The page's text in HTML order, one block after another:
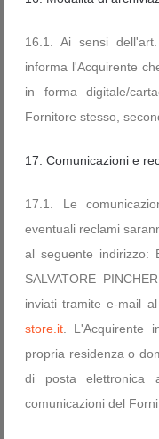
16.1. Ai sensi
informa l'Acquirente
in forma digitale/
Fornitore stesso,
17. Comunicazioni e
17.1. Le
eventuali reclami
al seguente indirizzo:
SALVATORE
inviati tramite e-mail
store.it . L'Acquirente
propria residenza o
di posta elettronica
comunicazioni del